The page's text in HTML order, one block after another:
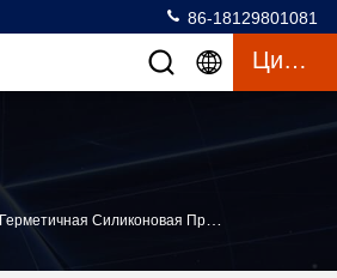
86-18129801081
Цитата
Герметичная Силиконовая Прокладка Для Контейнера